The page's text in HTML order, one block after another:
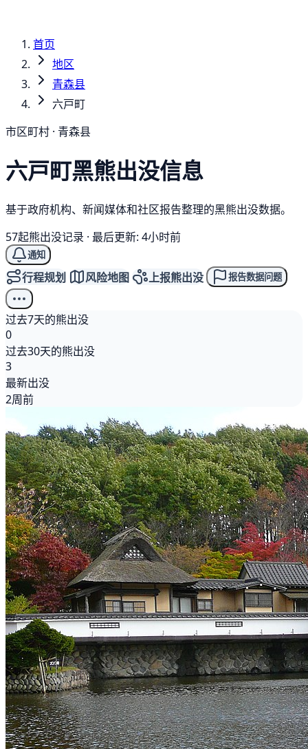
首页
地区
青森县
六戸町
市区町村 · 青森县
六戸町黑熊出没信息
基于政府机构、新闻媒体和社区报告整理的黑熊出没数据。
57起熊出没记录 · 最后更新: 4小时前
通知
行程规划 风险地图 上报熊出没 报告数据问题
过去7天的熊出没
0
过去30天的熊出没
3
最新出没
2周前